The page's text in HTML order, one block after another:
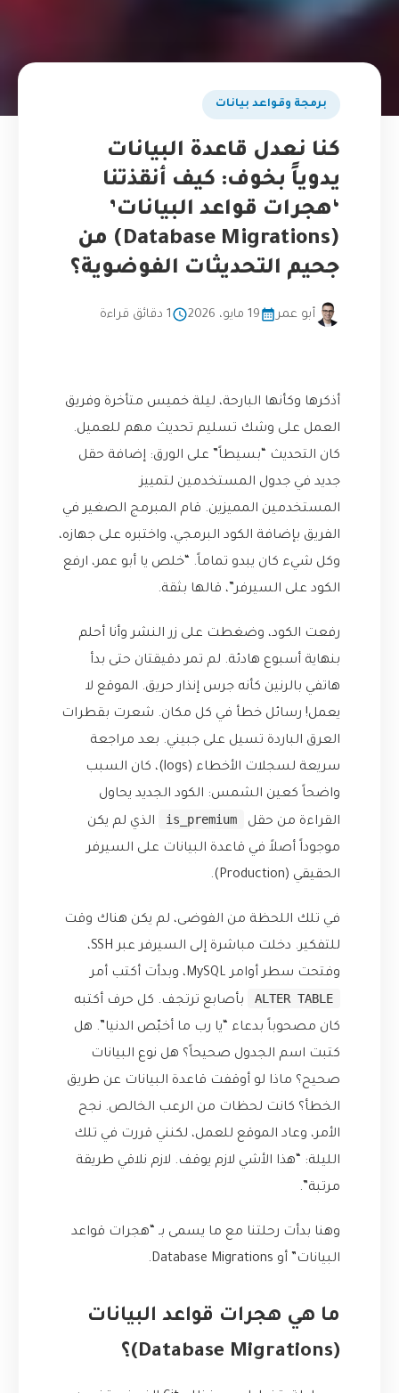
برمجة وقواعد بيانات
كنا نعدل قاعدة البيانات
يدوياً بخوف: كيف أنقذتنا
‘هجرات قواعد البيانات’
(Database Migrations) من
جحيم التحديثات الفوضوية؟
أبو عمر 19 مايو، 2026 1 دقائق قراءة
أذكرها وكأنها البارحة، ليلة خميس متأخرة وفريق
العمل على وشك تسليم تحديث مهم للعميل.
كان التحديث “بسيطاً” على الورق: إضافة حقل
جديد في جدول المستخدمين لتمييز
المستخدمين المميزين. قام المبرمج الصغير في
الفريق بإضافة الكود البرمجي، واختبره على جهازه،
وكل شيء كان يبدو تماماً. “خلص يا أبو عمر، ارفع
الكود على السيرفر”، قالها بثقة.
رفعت الكود، وضغطت على زر النشر وأنا أحلم
بنهاية أسبوع هادئة. لم تمر دقيقتان حتى بدأ
هاتفي بالرنين كأنه جرس إنذار حريق. الموقع لا
يعمل! رسائل خطأ في كل مكان. شعرت بقطرات
العرق الباردة تسيل على جبيني. بعد مراجعة
سريعة لسجلات الأخطاء (logs)، كان السبب
واضحاً كعين الشمس: الكود الجديد يحاول
القراءة من حقل
is_premium
الذي لم يكن
موجوداً أصلاً في قاعدة البيانات على السيرفر
الحقيقي (Production).
في تلك اللحظة من الفوضى، لم يكن هناك وقت
للتفكير. دخلت مباشرة إلى السيرفر عبر SSH،
وفتحت سطر أوامر MySQL، وبدأت أكتب أمر
ALTER TABLE
بأصابع ترتجف. كل حرف أكتبه
كان مصحوباً بدعاء “يا رب ما أخبّص الدنيا”. هل
كتبت اسم الجدول صحيحاً؟ هل نوع البيانات
صحيح؟ ماذا لو أوقفت قاعدة البيانات عن طريق
الخطأ؟ كانت لحظات من الرعب الخالص. نجح
الأمر، وعاد الموقع للعمل، لكنني قررت في تلك
الليلة: “هذا الأشي لازم يوقف. لازم نلاقي طريقة
مرتبة”.
وهنا بدأت رحلتنا مع ما يسمى بـ “هجرات قواعد
البيانات” أو Database Migrations.
ما هي هجرات قواعد البيانات
(Database Migrations)؟